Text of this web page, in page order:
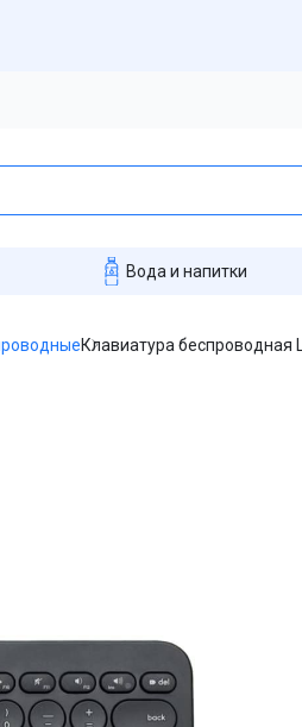
Вода и напитки
Клавиатура беспроводная